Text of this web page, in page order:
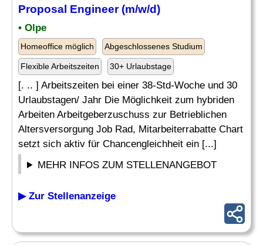
Proposal Engineer (m/w/d)
• Olpe
Homeoffice möglich Abgeschlossenes Studium
Flexible Arbeitszeiten 30+ Urlaubstage
[. .. ] Arbeitszeiten bei einer 38-Std-Woche und 30
Urlaubstagen/ Jahr Die Möglichkeit zum hybriden
Arbeiten Arbeitgeberzuschuss zur Betrieblichen
Altersversorgung Job Rad, Mitarbeiterrabatte Chart
setzt sich aktiv für Chancengleichheit ein [...]
MEHR INFOS ZUM STELLENANGEBOT
▶ Zur Stellenanzeige